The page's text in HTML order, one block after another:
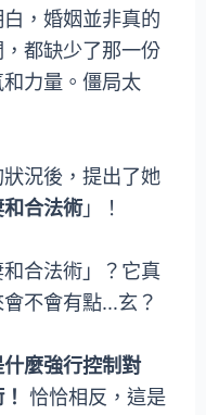
，婚姻並非真的
都缺少了那一份
和力量。僵局太
況後，提出了她
和合法術」！
合法術」？它真
不會有點…玄？
麼強行控制對
恰恰相反，這是